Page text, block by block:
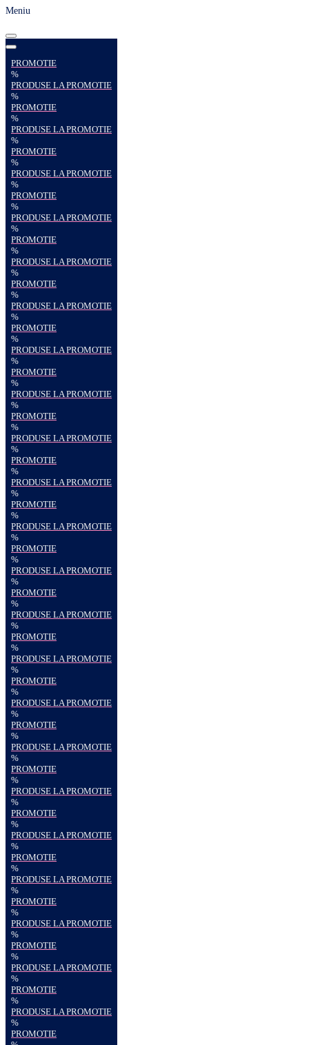
Meniu
PROMOTIE
%
PRODUSE LA PROMOTIE
%
PROMOTIE
%
PRODUSE LA PROMOTIE
%
PROMOTIE
%
PRODUSE LA PROMOTIE
%
PROMOTIE
%
PRODUSE LA PROMOTIE
%
PROMOTIE
%
PRODUSE LA PROMOTIE
%
PROMOTIE
%
PRODUSE LA PROMOTIE
%
PROMOTIE
%
PRODUSE LA PROMOTIE
%
PROMOTIE
%
PRODUSE LA PROMOTIE
%
PROMOTIE
%
PRODUSE LA PROMOTIE
%
PROMOTIE
%
PRODUSE LA PROMOTIE
%
PROMOTIE
%
PRODUSE LA PROMOTIE
%
PROMOTIE
%
PRODUSE LA PROMOTIE
%
PROMOTIE
%
PRODUSE LA PROMOTIE
%
PROMOTIE
%
PRODUSE LA PROMOTIE
%
PROMOTIE
%
PRODUSE LA PROMOTIE
%
PROMOTIE
%
PRODUSE LA PROMOTIE
%
PROMOTIE
%
PRODUSE LA PROMOTIE
%
PROMOTIE
%
PRODUSE LA PROMOTIE
%
PROMOTIE
%
PRODUSE LA PROMOTIE
%
PROMOTIE
%
PRODUSE LA PROMOTIE
%
PROMOTIE
%
PRODUSE LA PROMOTIE
%
PROMOTIE
%
PRODUSE LA PROMOTIE
%
PROMOTIE